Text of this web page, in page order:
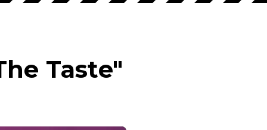
Taste"